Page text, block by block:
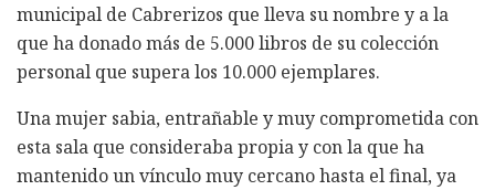
municipal de Cabrerizos que lleva su nombre y a la
que ha donado más de 5.000 libros de su colección
personal que supera los 10.000 ejemplares.
Una mujer sabia, entrañable y muy comprometida con
esta sala que consideraba propia y con la que ha
mantenido un vínculo muy cercano hasta el final, ya